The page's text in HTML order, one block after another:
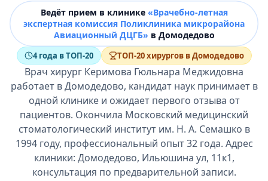
Ведёт прием в клинике «Врачебно-летная
экспертная комиссия Поликлиника микрорайона
Авиационный ДЦГБ» в Домодедово
4 года в ТОП-20 ТОП-20 хирургов в Домодедово
Врач хирург Керимова Гюльнара Меджидовна
работает в Домодедово, кандидат наук принимает в
одной клинике и ожидает первого отзыва от
пациентов. Окончила Московский медицинский
стоматологический институт им. Н. А. Семашко в
1994 году, профессиональный опыт 32 года. Адрес
клиники: Домодедово, Ильюшина ул, 11к1,
консультация по предварительной записи.